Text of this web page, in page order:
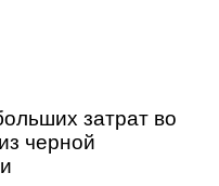
затрат во
черной